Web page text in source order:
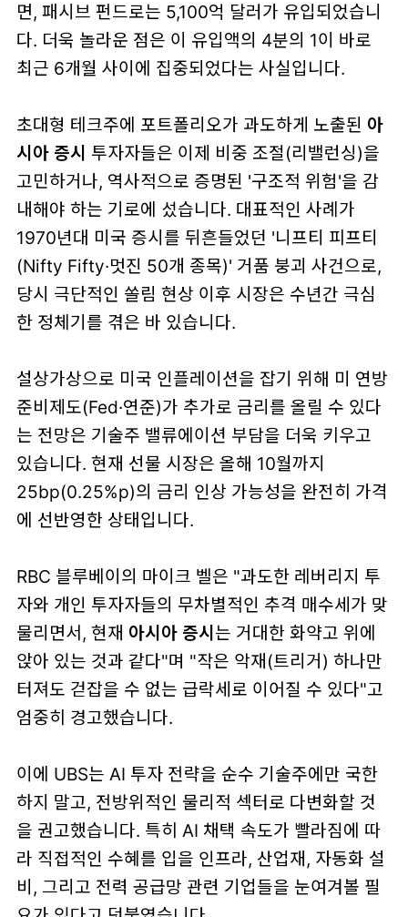
면, 패시브 펀드로는 5,100억 달러가 유입되었습니
다. 더욱 놀라운 점은 이 유입액의 4분의 1이 바로
최근 6개월 사이에 집중되었다는 사실입니다.
초대형 테크주에 포트폴리오가 과도하게 노출된 아
시아 증시 투자자들은 이제 비중 조절(리밸런싱)을
고민하거나, 역사적으로 증명된 '구조적 위험'을 감
내해야 하는 기로에 섰습니다. 대표적인 사례가
1970년대 미국 증시를 뒤흔들었던 '니프티 피프티
(Nifty Fifty·멋진 50개 종목)' 거품 붕괴 사건으로,
당시 극단적인 쏠림 현상 이후 시장은 수년간 극심
한 정체기를 겪은 바 있습니다.
설상가상으로 미국 인플레이션을 잡기 위해 미 연방
준비제도(Fed·연준)가 추가로 금리를 올릴 수 있다
는 전망은 기술주 밸류에이션 부담을 더욱 키우고
있습니다. 현재 선물 시장은 올해 10월까지
25bp(0.25%p)의 금리 인상 가능성을 완전히 가격
에 선반영한 상태입니다.
RBC 블루베이의 마이크 벨은 "과도한 레버리지 투
자와 개인 투자자들의 무차별적인 추격 매수세가 맞
물리면서, 현재 아시아 증시 는 거대한 화약고 위에
앉아 있는 것과 같다"며 "작은 악재(트리거) 하나만
터져도 걷잡을 수 없는 급락세로 이어질 수 있다"고
엄중히 경고했습니다.
이에 UBS는 AI 투자 전략을 순수 기술주에만 국한
하지 말고, 전방위적인 물리적 섹터로 다변화할 것
을 권고했습니다. 특히 AI 채택 속도가 빨라짐에 따
라 직접적인 수혜를 입을 인프라, 산업재, 자동화 설
비, 그리고 전력 공급망 관련 기업들을 눈여겨볼 필